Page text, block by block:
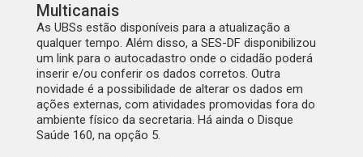
Multicanais
As UBSs estão disponíveis para a atualização a
qualquer tempo. Além disso, a SES-DF disponibilizou
um link para o autocadastro onde o cidadão poderá
inserir e/ou conferir os dados corretos. Outra
novidade é a possibilidade de alterar os dados em
ações externas, com atividades promovidas fora do
ambiente físico da secretaria. Há ainda o Disque
Saúde 160, na opção 5.